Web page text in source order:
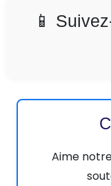
📱
Aime